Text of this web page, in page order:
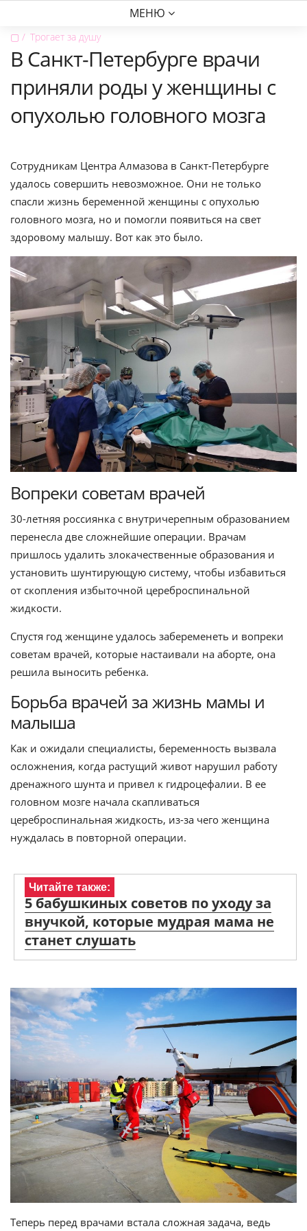
МЕНЮ
▢ Трогает за душу
В Санкт-Петербурге врачи
приняли роды у женщины с
опухолью головного мозга
Сотрудникам Центра Алмазова в Санкт-Петербурге
удалось совершить невозможное. Они не только
спасли жизнь беременной женщины с опухолью
головного мозга, но и помогли появиться на свет
здоровому малышу. Вот как это было.
Вопреки советам врачей
30-летняя россиянка с внутричерепным образованием
перенесла две сложнейшие операции. Врачам
пришлось удалить злокачественные образования и
установить шунтирующую систему, чтобы избавиться
от скопления избыточной цереброспинальной
жидкости.
Спустя год женщине удалось забеременеть и вопреки
советам врачей, которые настаивали на аборте, она
решила выносить ребенка.
Борьба врачей за жизнь мамы и
малыша
Как и ожидали специалисты, беременность вызвала
осложнения, когда растущий живот нарушил работу
дренажного шунта и привел к гидроцефалии. В ее
головном мозге начала скапливаться
цереброспинальная жидкость, из-за чего женщина
нуждалась в повторной операции.
Читайте также:
5 бабушкиных советов по уходу за
внучкой, которые мудрая мама не
станет слушать
Теперь перед врачами встала сложная задача, ведь